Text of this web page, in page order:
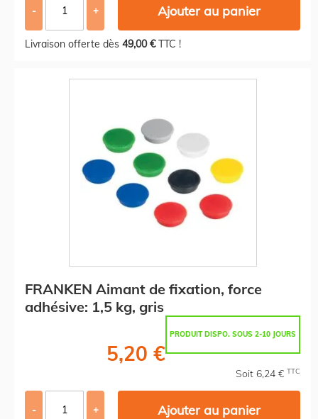
- + Ajouter au panier
Livraison offerte dès 49,00 €TTC !
FRANKEN Aimant de fixation, force
adhésive: 1,5 kg, gris
PRODUIT DISPO. SOUS 2-10 JOURS
5,20 €
Soit 6,24 € TTC
- + Ajouter au panier